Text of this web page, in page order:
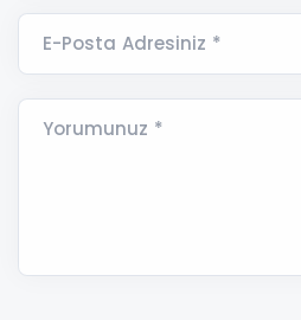
E-Posta Adresiniz *
Yorumunuz *